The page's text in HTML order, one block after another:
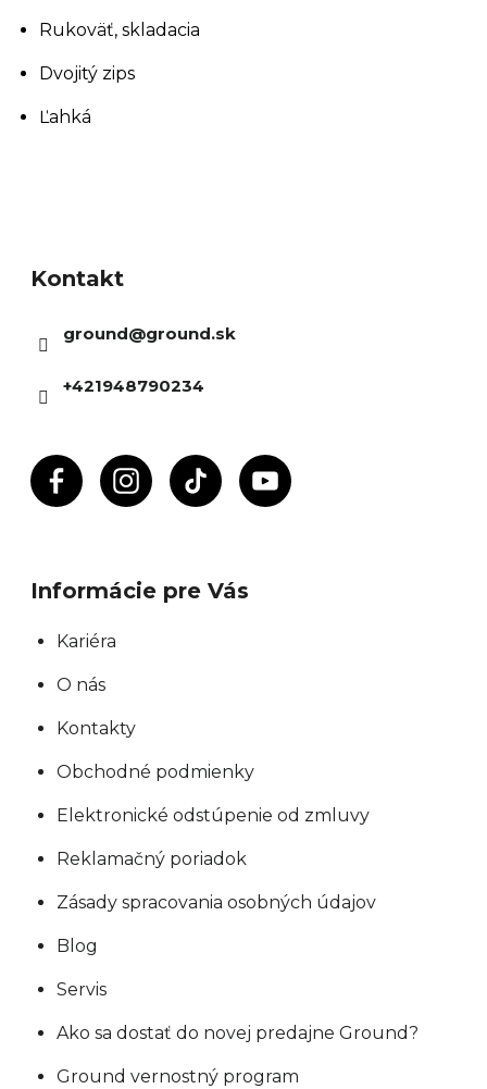
Rukoväť, skladacia
Dvojitý zips
Ľahká
Kontakt
ground@ground.sk
+421948790234
Informácie pre Vás
Kariéra
O nás
Kontakty
Obchodné podmienky
Elektronické odstúpenie od zmluvy
Reklamačný poriadok
Zásady spracovania osobných údajov
Blog
Servis
Ako sa dostať do novej predajne Ground?
Ground vernostný program